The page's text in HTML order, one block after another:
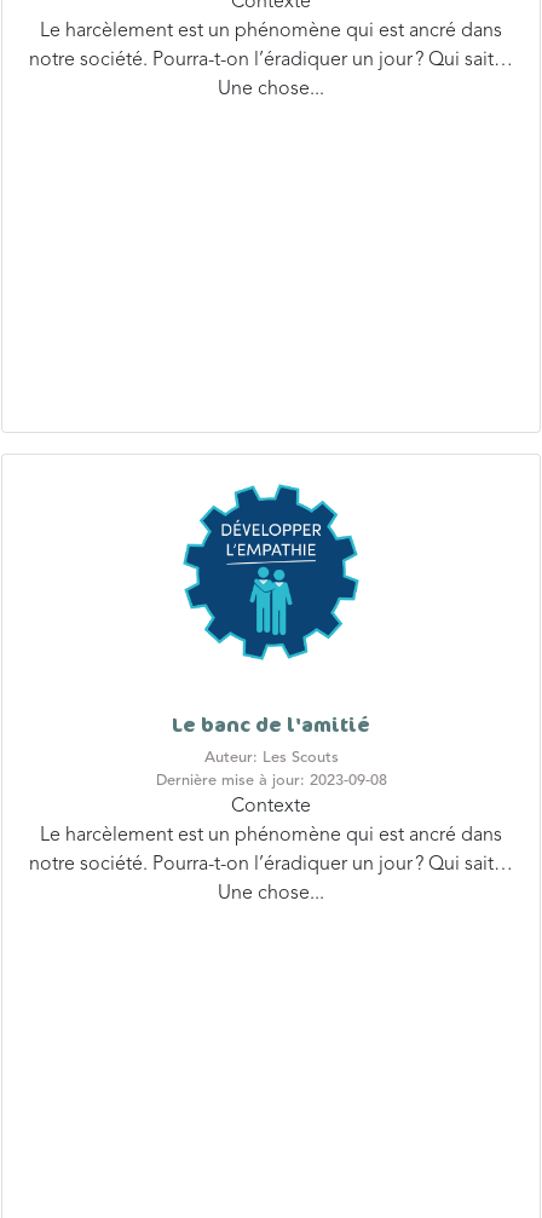
notre société. Pourra-t-on l’éradiquer un jour ? Qui sait…
Une chose...
Auteur: Les Scouts
Contexte
Le harcèlement est un phénomène qui est ancré dans
notre société. Pourra-t-on l’éradiquer un jour ? Qui sait…
Une chose...